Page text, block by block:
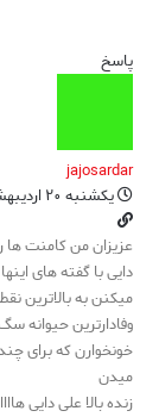
پاسخ
jajosardar
یکشنبه ۲۰ اردیبهشت ۱۴۰۵ ۱۸:۱۷
عزیزان من کامنت
دایی با گفته های
میکنن به
وفادارترین حیوانه
خونخوارن که برای
میدن
زنده بالا علی دایی